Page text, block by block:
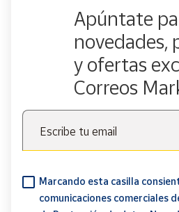
Apúntate
novedades,
y ofertas
Correos
Escribe tu email
Marcando esta casilla
comunicaciones comerciales